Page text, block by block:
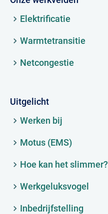
Elektrificatie
Warmtetransitie
Netcongestie
Uitgelicht
Werken bij
Motus (EMS)
Hoe kan het slimmer?
Werkgeluksvogel
Inbedrijfstelling